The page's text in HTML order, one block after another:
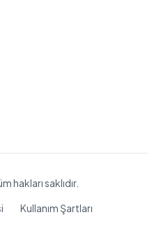
hakları saklıdır.
Kullanım Şartları